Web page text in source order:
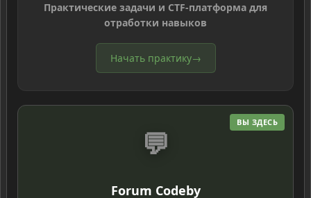
Практические задачи и CTF-платформа для
отработки навыков
Начать практику→
ВЫ ЗДЕСЬ
💬
Forum Codeby